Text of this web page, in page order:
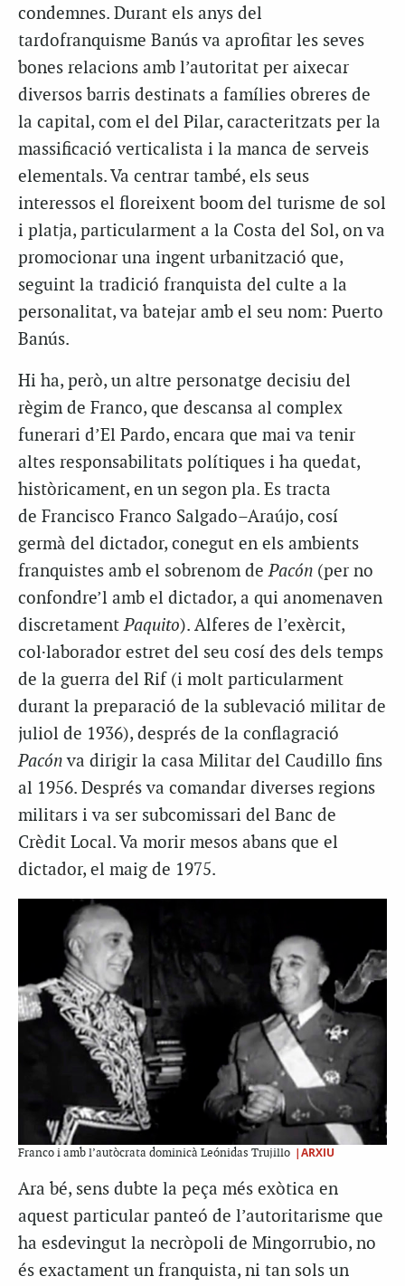
condemnes. Durant els anys del
tardofranquisme Banús va aprofitar les seves
bones relacions amb l’autoritat per aixecar
diversos barris destinats a famílies obreres de
la capital, com el del Pilar, caracteritzats per la
massificacióverticalista i la manca de serveis
elementals. Va centrar també, els seus
interessos el floreixent boom del turisme de sol
i platja, particularment a la Costa del Sol, on va
promocionar una ingent urbanització que,
seguint la tradició franquista del culte a la
personalitat, va batejar amb el seu nom: Puerto
Banús.
Hi ha, però, un altre personatge decisiu del
règim de Franco, que descansa al complex
funerari d’El Pardo, encara que mai va tenir
altes responsabilitats polítiques i ha quedat,
històricament, en un segon pla. Es tracta
de Francisco Franco Salgado–Araújo, cosí
germà del dictador, conegut en els ambients
franquistes amb el sobrenom dePacón (per no
confondre’l amb el dictador, a qui anomenaven
discretamentPaquito). Alferes de l’exèrcit,
col·laborador estret del seu cosí des dels temps
de la guerra del Rif (i molt particularment
durant la preparació de la sublevació militar de
juliol de 1936), després de la conflagració
Pacónva dirigir la casa Militar del Caudillo fins
al 1956. Després va comandar diverses regions
militars i va ser subcomissari del Banc de
Crèdit Local. Va morir mesos abans que el
dictador, el maig de 1975.
Franco i amb l’autòcrata dominicà Leónidas Trujillo |ARXIU
Ara bé, sens dubte la peça més exòtica en
aquest particular panteó de l’autoritarisme que
ha esdevingut la necròpoli de Mingorrubio, no
és exactament un franquista, ni tan sols un